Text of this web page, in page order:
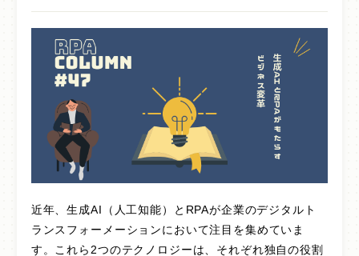
ホーム
EzAvaterとは
コンテンツ
導入事例
近年、生成AI（人工知能）とRPAが企業のデジタルト
ランスフォーメーションにおいて注目を集めていま
す。これら2つのテクノロジーは、それぞれ独自の役割